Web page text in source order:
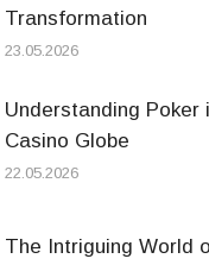
Transformation
23.05.2026
Understanding Poker
Casino Globe
22.05.2026
The Intriguing World